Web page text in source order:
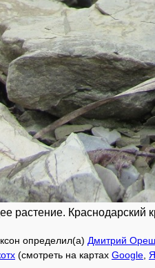
растение. Краснодарский
определил(а) Дмитрий
(смотреть на картах Google